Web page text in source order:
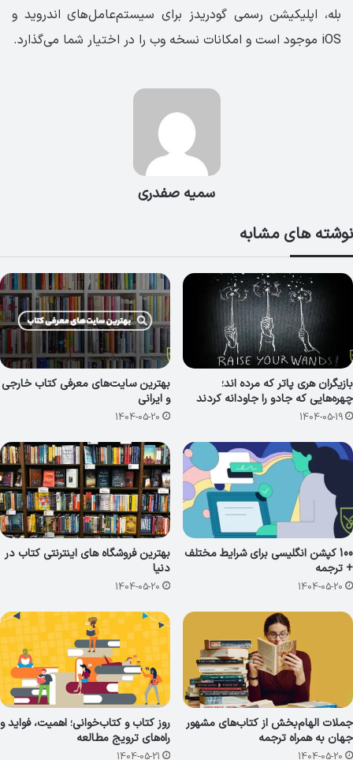
بله، اپلیکیشن رسمی گودریدز برای سیستم‌عامل‌های اندروید و
iOS موجود است و امکانات نسخه وب را در اختیار شما می‌گذارد.
سمیه صفدری
نوشته های مشابه
بازیگران هری پاتر که مرده اند؛
چهره‌هایی که جادو را جاودانه کردند
1404-05-19
بهترین سایت‌های معرفی کتاب خارجی
و ایرانی
1404-05-20
100 کپشن انگلیسی برای شرایط مختلف
+ ترجمه
1404-05-20
بهترین فروشگاه های اینترنتی کتاب در
دنیا
1404-05-20
جملات الهام‌بخش از کتاب‌های مشهور
جهان به همراه ترجمه
1404-05-20
روز کتاب و کتاب‌خوانی؛ اهمیت، فواید و
راه‌های ترویج مطالعه
1404-05-21